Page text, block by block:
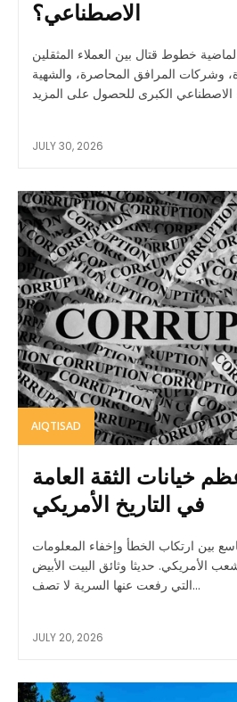
الاصطناعي؟
خطوط قتال بين العملاء المثقلين
وشركات المرافق المحاصرة، والشهية
JULY 30, 2026
AIQTISAD
خيانات الثقة العامة
في التاريخ الأمريكي
بين ارتكاب الخطأ وإخفاء المعلومات
الأمريكي. حديثا وثائق البيت الأبيض
التي رفعت عنها السرية لا تصف...
JULY 20, 2026